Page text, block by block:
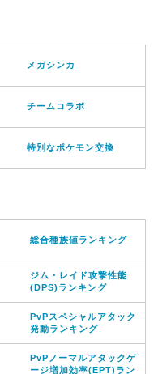
メガシンカ
チームコラボ
特別なポケモン交換
総合種族値ランキング
ジム・レイド攻撃性能
(DPS)ランキング
PvPスペシャルアタック
発動ランキング
PvPノーマルアタックゲ
ージ増加効率(EPT)ラン